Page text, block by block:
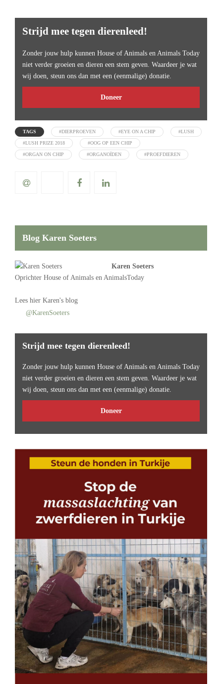
Strijd mee tegen dierenleed!
Zonder jouw hulp kunnen House of Animals en Animals Today
niet verder groeien en dieren een stem geven. Waardeer je wat
wij doen, steun ons dan met een (eenmalige) donatie.
Doneer
TAGS #DIERPROEVEN #EYE ON A CHIP #LUSH
#LUSH PRIZE 2018 #OOG OP EEN CHIP
#ORGAN ON CHIP #ORGANOÏDEN #PROEFDIEREN
Blog Karen Soeters
Karen Soeters
Oprichter House of Animals en AnimalsToday
Lees hier Karen's blog
@KarenSoeters
Strijd mee tegen dierenleed!
Zonder jouw hulp kunnen House of Animals en Animals Today
niet verder groeien en dieren een stem geven. Waardeer je wat
wij doen, steun ons dan met een (eenmalige) donatie.
Doneer